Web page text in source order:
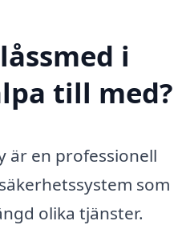
i
till med?
är en professionell
som
olika tjänster.